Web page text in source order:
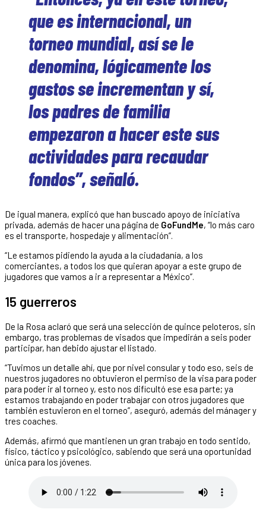
que es internacional, un
torneo mundial, así se le
denomina, lógicamente los
gastos se incrementan y sí,
los padres de familia
empezaron a hacer este sus
actividades para recaudar
fondos”, señaló.
De igual manera, explicó que han buscado apoyo de iniciativa
privada, además de hacer una página de GoFundMe, “lo más caro
es el transporte, hospedaje y alimentación”.
“Le estamos pidiendo la ayuda a la ciudadanía, a los
comerciantes, a todos los que quieran apoyar a este grupo de
jugadores que vamos a ir a representar a México”.
15 guerreros
De la Rosa aclaró que será una selección de quince peloteros, sin
embargo, tras problemas de visados que impedirán a seis poder
participar, han debido ajustar el listado.
“Tuvimos un detalle ahí, que por nivel consular y todo eso, seis de
nuestros jugadores no obtuvieron el permiso de la visa para poder
para poder ir al torneo y, esto nos dificultó ese esa parte; ya
estamos trabajando en poder trabajar con otros jugadores que
también estuvieron en el torneo”, aseguró, además del mánager y
tres coaches.
Además, afirmó que mantienen un gran trabajo en todo sentido,
físico, táctico y psicológico, sabiendo que será una oportunidad
única para los jóvenes.